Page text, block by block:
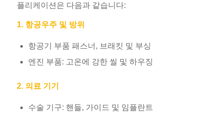
플리케이션은 다음과 같습니다:
1. 항공우주 및 방위
항공기 부품 패스너, 브래킷 및 부싱
엔진 부품: 고온에 강한 씰 및 하우징
2. 의료 기기
수술 기구: 핸들, 가이드 및 임플란트